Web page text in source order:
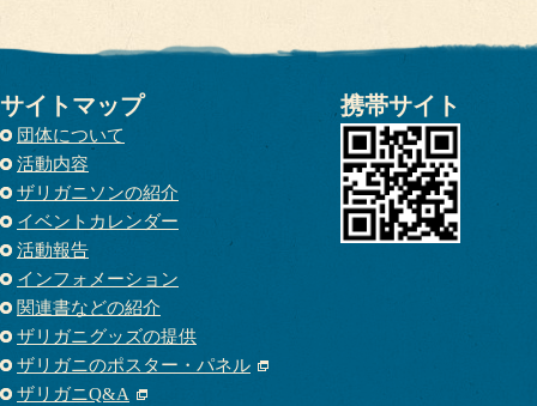
サイトマップ
団体について
活動内容
ザリガニソンの紹介
イベントカレンダー
活動報告
インフォメーション
関連書などの紹介
ザリガニグッズの提供
ザリガニのポスター・パネル
ザリガニQ&A
携帯サイト